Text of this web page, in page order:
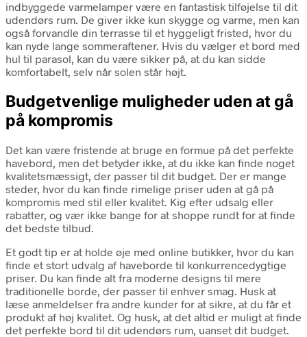
indbyggede varmelamper være en fantastisk tilføjelse til dit
udendørs rum. De giver ikke kun skygge og varme, men kan
også forvandle din terrasse til et hyggeligt fristed, hvor du
kan nyde lange sommeraftener. Hvis du vælger et bord med
hul til parasol, kan du være sikker på, at du kan sidde
komfortabelt, selv når solen står højt.
Budgetvenlige muligheder uden at gå
på kompromis
Det kan være fristende at bruge en formue på det perfekte
havebord, men det betyder ikke, at du ikke kan finde noget
kvalitetsmæssigt, der passer til dit budget. Der er mange
steder, hvor du kan finde rimelige priser uden at gå på
kompromis med stil eller kvalitet. Kig efter udsalg eller
rabatter, og vær ikke bange for at shoppe rundt for at finde
det bedste tilbud.
Et godt tip er at holde øje med online butikker, hvor du kan
finde et stort udvalg af haveborde til konkurrencedygtige
priser. Du kan finde alt fra moderne designs til mere
traditionelle borde, der passer til enhver smag. Husk at
læse anmeldelser fra andre kunder for at sikre, at du får et
produkt af høj kvalitet. Og husk, at det altid er muligt at finde
det perfekte bord til dit udendørs rum, uanset dit budget.